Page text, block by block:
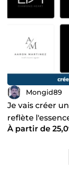
Mongid89
Je vais créer
reflète
À partir de